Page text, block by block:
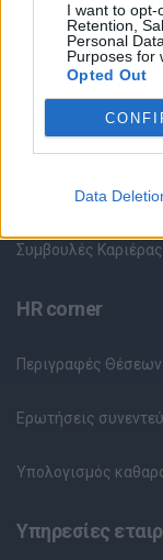
I want to opt-
Retention,
Personal
Purposes for
Opted Out
Data
Θέσεις Εργασίας
Κέντρο Βοήθειας
Υπηρεσίες
Καταχώρηση Online
Συμβουλές Καριέρας
HR corner
Περιγραφές Θέσεων
Ερωτήσεις
Υπολογισμός
Υπηρεσίες